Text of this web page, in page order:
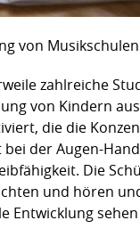
von
zahlreiche
von Kindern
die die
der Augen-
Die
und hören
Entwicklung